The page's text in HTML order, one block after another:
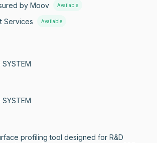
by Moov Available
Services Available
SYSTEM
SYSTEM
profiling tool designed for R&D